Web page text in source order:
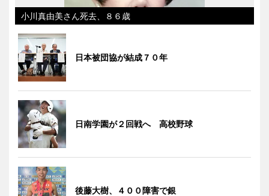
小川真由美さん死去、８６歳
日本被団協が結成７０年
日南学園が２回戦へ 高校野球
後藤大樹、４００障害で銀